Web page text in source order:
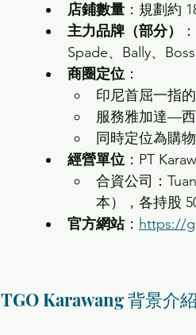
店鋪數量 ：規劃約
主力品牌（部分）
Spade、Bally、
商圈定位 ：
印尼首屈一指
服務雅加達—
同時定位為購
經營單位 ：PT
合資公司：
本），各持股
官方網站： https://
TGO Karawang 背景介紹